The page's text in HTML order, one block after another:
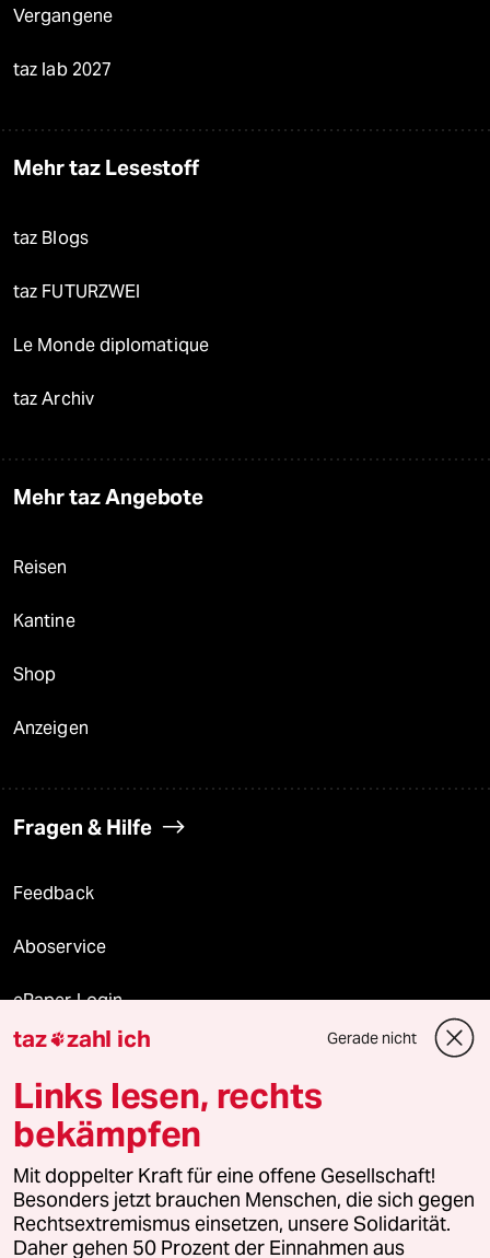
Vergangene
taz lab 2027
Mehr taz Lesestoff
taz Blogs
taz FUTURZWEI
Le Monde diplomatique
taz Archiv
Mehr taz Angebote
Reisen
Kantine
Shop
Anzeigen
Fragen & Hilfe
Feedback
Aboservice
ePaper Login
Downloads für Abonnierende
© 2026 taz Verlags und Vertriebs GmbH
Alle Rechte vorbehalten. Bei rechtlichen Fragen oder für Genehmigungen
wenden Sie sich bitte an
lizenzen@taz.de
taz zahl ich Gerade nicht
Links lesen, rechts
bekämpfen
Mit doppelter Kraft für eine offene Gesellschaft!
Besonders jetzt brauchen Menschen, die sich gegen
Rechtsextremismus einsetzen, unsere Solidarität.
Daher gehen 50 Prozent der Einnahmen aus